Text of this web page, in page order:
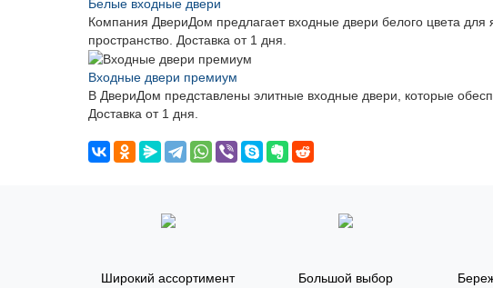
Белые входные двери
Компания ДвериДом предлагает входные двери белого цвета
пространство. Доставка от 1 дня.
Входные двери премиум
В ДвериДом представлены элитные входные двери, которые
Доставка от 1 дня.
Широкий ассортимент
Большой выбор